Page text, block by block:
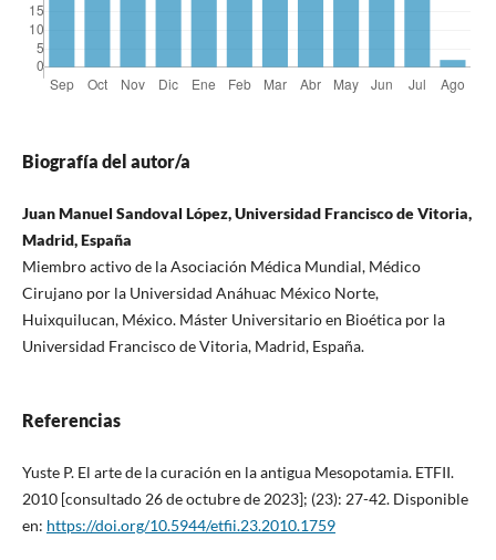
Biografía del autor/a
Juan Manuel Sandoval López, Universidad Francisco de Vitoria,
Madrid, España
Miembro activo de la Asociación Médica Mundial, Médico
Cirujano por la Universidad Anáhuac México Norte,
Huixquilucan, México. Máster Universitario en Bioética por la
Universidad Francisco de Vitoria, Madrid, España.
Referencias
Yuste P. El arte de la curación en la antigua Mesopotamia. ETFII.
2010 [consultado 26 de octubre de 2023]; (23): 27-42. Disponible
en: https://doi.org/10.5944/etfii.23.2010.1759